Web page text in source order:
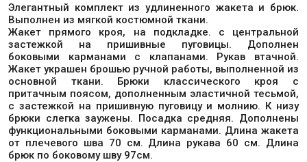
Элегантный комплект из удлиненного жакета и брюк.
Выполнен из мягкой костюмной ткани.
Жакет прямого кроя, на подкладке. с центральной
застежкой на пришивные пуговицы. Дополнен
боковыми карманами с клапанами. Рукав втачной.
Жакет украшен брошью ручной работы, выполненной из
основной ткани. Брюки классического кроя с
притачным поясом, дополненным эластичной тесьмой,
с застежкой на пришивную пуговицу и молнию. К низу
брюки слегка заужены. Посадка средняя. Дополнены
функциональными боковыми карманами. Длина жакета
от плечевого шва 70 см. Длина рукава 60 см. Длина
брюк по боковому шву 97см.